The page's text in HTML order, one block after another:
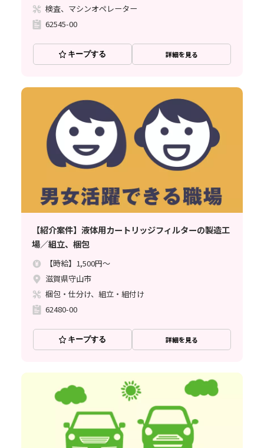
検査、マシンオペレーター
62545-00
キープする 詳細を見る
【紹介案件】液体用カートリッジフィルターの製造工
場／組立、梱包
【時給】1,500円～
滋賀県守山市
梱包・仕分け、組立・組付け
62480-00
キープする 詳細を見る